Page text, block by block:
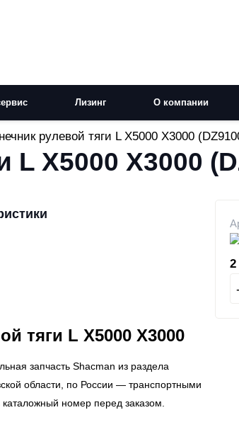
Лизинг О компании
рулевой тяги L X5000 X3000
L X5000 X3000
2
тяги L X5000 X3000
запчасть Shacman из раздела
области, по России — транспортными
номер перед заказом.